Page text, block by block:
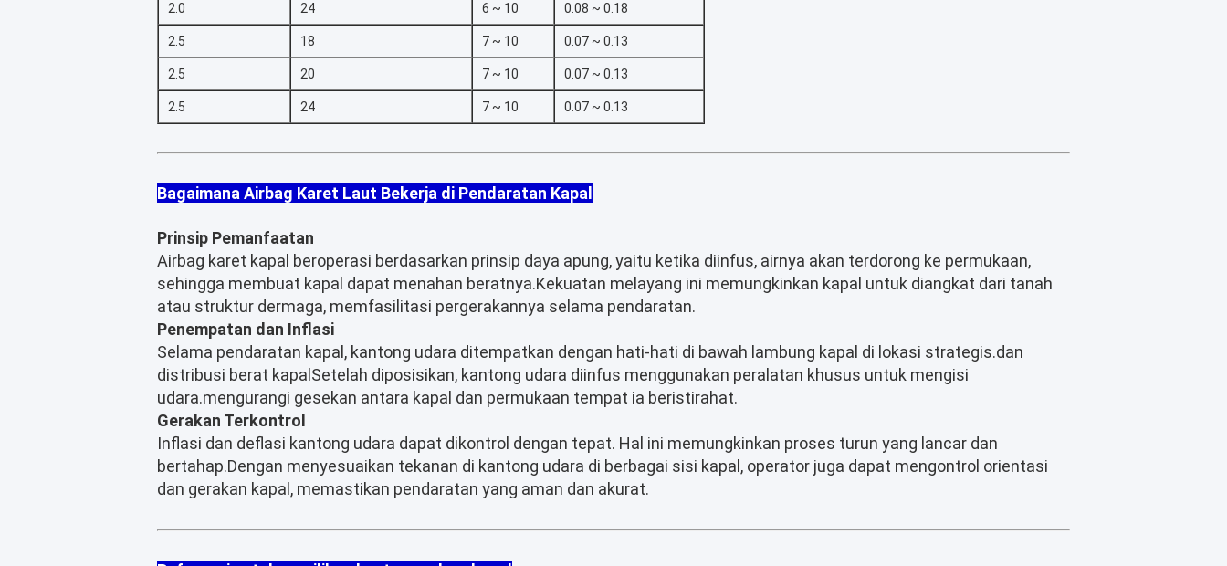
2.0 24 6 ~ 10 0.08 ~ 0.18
2.5 18 7 ~ 10 0.07 ~ 0.13
2.5 20 7 ~ 10 0.07 ~ 0.13
2.5 24 7 ~ 10 0.07 ~ 0.13
Bagaimana Airbag Karet Laut Bekerja di Pendaratan Kapal
Prinsip Pemanfaatan
Airbag karet kapal beroperasi berdasarkan prinsip daya apung, yaitu ketika diinfus, airnya akan terdorong ke permukaan,
sehingga membuat kapal dapat menahan beratnya.Kekuatan melayang ini memungkinkan kapal untuk diangkat dari tanah
atau struktur dermaga, memfasilitasi pergerakannya selama pendaratan.
Penempatan dan Inflasi
Selama pendaratan kapal, kantong udara ditempatkan dengan hati-hati di bawah lambung kapal di lokasi strategis.dan
distribusi berat kapalSetelah diposisikan, kantong udara diinfus menggunakan peralatan khusus untuk mengisi
udara.mengurangi gesekan antara kapal dan permukaan tempat ia beristirahat.
Gerakan Terkontrol
Inflasi dan deflasi kantong udara dapat dikontrol dengan tepat. Hal ini memungkinkan proses turun yang lancar dan
bertahap.Dengan menyesuaikan tekanan di kantong udara di berbagai sisi kapal, operator juga dapat mengontrol orientasi
dan gerakan kapal, memastikan pendaratan yang aman dan akurat.